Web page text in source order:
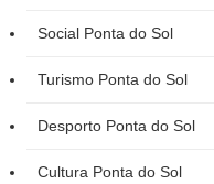
Social Ponta do Sol
Turismo Ponta do Sol
Desporto Ponta do Sol
Cultura Ponta do Sol